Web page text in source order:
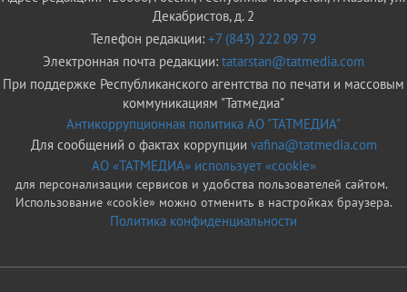
Декабристов, д. 2
Телефон редакции: +7 (843) 222 09 79
Электронная почта редакции: tatarstan@tatmedia.com
При поддержке Республиканского агентства по печати и массовым
коммуникациям "Татмедиа"
Антикоррупционная политика АО "ТАТМЕДИА"
Для сообщений о фактах коррупции vafina@tatmedia.com
АО «ТАТМЕДИА» использует «cookie»
для персонализации сервисов и удобства пользователей сайтом.
Использование «cookie» можно отменить в настройках браузера.
Политика конфиденциальности